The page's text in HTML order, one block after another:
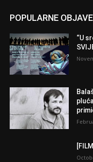
POPULARNE OBJAVE
“U